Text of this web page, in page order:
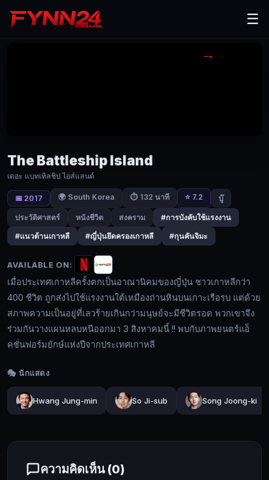
☰
🔓
The
Battleship
เทิล
ชิป
ไอส์
แลนด์
Fynn24
เมื่อ
ประเทศ
ตก
เป็น
ญี่ปุ่น
ชาว
กว่า
The Battleship Island
เดอะ แบทเทิลชิป ไอส์แลนด์
📅 2017 🌍 South Korea ⏱ 132 นาที ⭐ 7.2 บู๊
ประวัติศาสตร์ หนังชีวิต สงคราม #การบังคับใช้แรงงาน
#แนวต้านเกาหลี #ญี่ปุ่นยึดครองเกาหลี #กุนคันจิมะ
AVAILABLE ON:
เมื่อประเทศเกาหลีครั้งตกเป็นอาณานิคมของญี่ปุ่น ชาวเกาหลีกว่า
400 ชีวิต ถูกส่งไปใช้แรงงานใต้เหมืองถ่านหินบนเกาะเรือรบ แต่ด้วย
สภาพความเป็นอยู่ที่เลวร้ายเกินกว่ามนุษย์จะมีชีวิตรอด พวกเขาจึง
ร่วมกันวางแผนหลบหนีออกมา 3 สิงหาคมนี้ !! พบกับภาพยนตร์แอ็
คชั่นฟอร์มยักษ์แห่งปีจากประเทศเกาหลี
🎭 นักแสดง
Hwang Jung-min So Ji-sub Song Joong-ki
ความคิดเห็น (0)